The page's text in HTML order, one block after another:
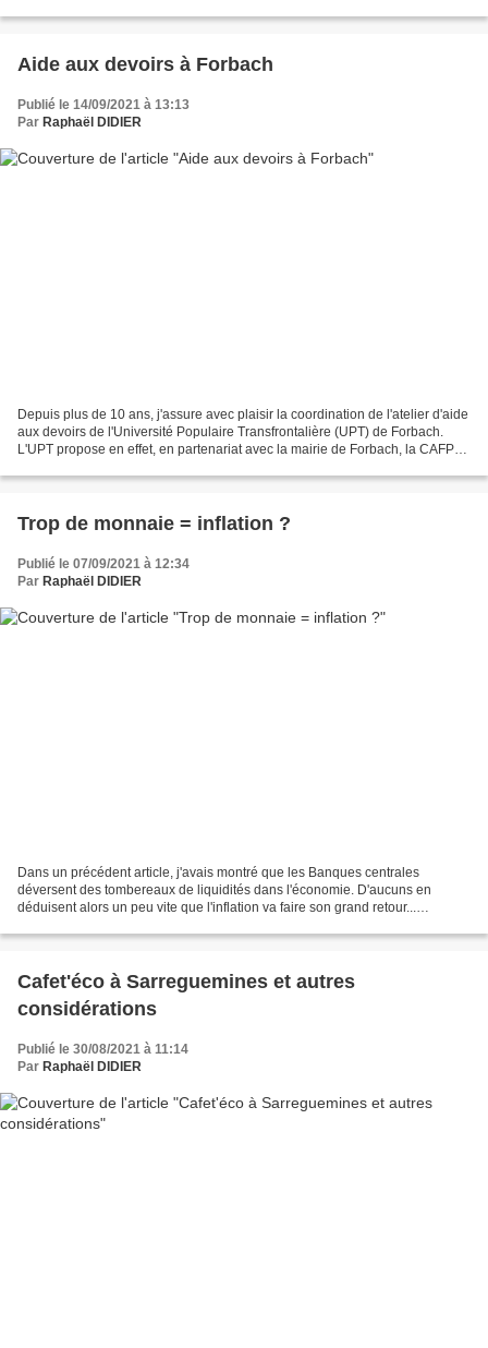
Aide aux devoirs à Forbach
Publié le 14/09/2021 à 13:13
Par Raphaël DIDIER
Depuis plus de 10 ans, j'assure avec plaisir la coordination de l'atelier d'aide
aux devoirs de l'Université Populaire Transfrontalière (UPT) de Forbach.
L'UPT propose en effet, en partenariat avec la mairie de Forbach, la CAFPF
Trop de monnaie = inflation ?
Publié le 07/09/2021 à 12:34
Par Raphaël DIDIER
Dans un précédent article, j'avais montré que les Banques centrales
déversent des tombereaux de liquidités dans l'économie. D'aucuns en
déduisent alors un peu vite que l'inflation va faire son grand retour...
Cafet'éco à Sarreguemines et autres
considérations
Publié le 30/08/2021 à 11:14
Par Raphaël DIDIER